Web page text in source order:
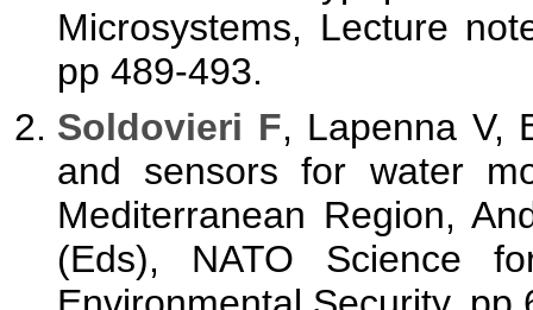
Microsystems, Lecture
pp 489-493.
Soldovieri F, Lapenna V,
and sensors for water
Mediterranean Region,
(Eds), NATO Science